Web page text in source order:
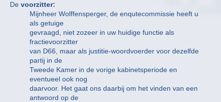
De voorzitter:
Mijnheer Wolffensperger, de enqutecommissie heeft u
als getuige
gevraagd, niet zozeer in uw huidige functie als
fractievoorzitter
van D66, maar als justitie-woordvoerder voor dezelfde
partij in de
Tweede Kamer in de vorige kabinetsperiode en
eventueel ook nog
daarvoor. Het gaat ons daarbij om het vinden van een
antwoord op de